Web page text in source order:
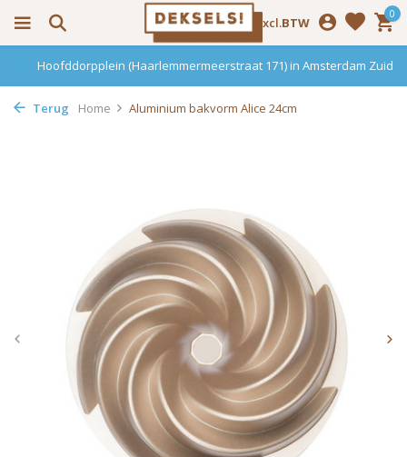
Incl. Excl.BTW
0
Hoofddorpplein (Haarlemmermeerstraat 171) in Amsterdam Zuid
Terug Home Aluminium bakvorm Alice 24cm